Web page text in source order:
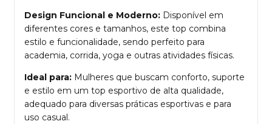
Design Funcional e Moderno: Disponível em
diferentes cores e tamanhos, este top combina
estilo e funcionalidade, sendo perfeito para
academia, corrida, yoga e outras atividades físicas.
Ideal para: Mulheres que buscam conforto, suporte
e estilo em um top esportivo de alta qualidade,
adequado para diversas práticas esportivas e para
uso casual.